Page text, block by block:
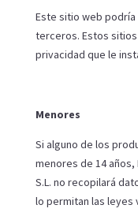
Este sitio web
terceros. Estos
privacidad que le
Menores
Si alguno de los
menores de 14 años,
S.L. no recopilará
lo permitan las